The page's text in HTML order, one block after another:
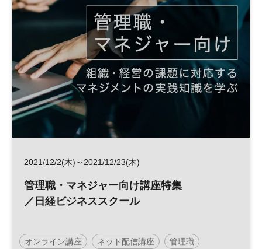
2021/12/2(木)～2021/12/23(木)
管理職・マネジャー向け講座特集
／日経ビジネススクール
オンライン講座 ネット配信講座 管理職